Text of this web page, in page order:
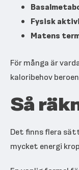
Fysisk
Matens
För många är
kaloribehov
Så
Det finns flera
mycket energi